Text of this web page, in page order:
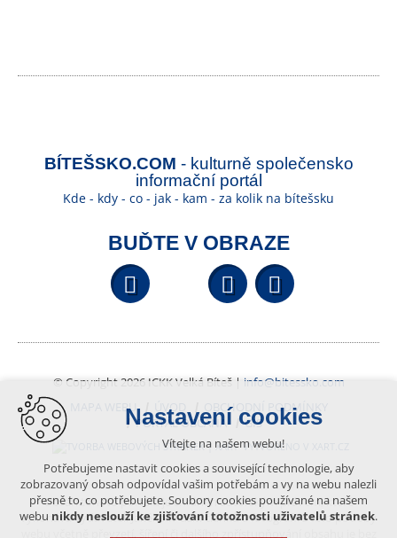
BÍTEŠSKO.COM - kulturně společensko
informační portál
Kde - kdy - co - jak - kam - za kolik na bítešsku
BUĎTE V OBRAZE
Facebook YouTube
© Copyright 2026 ICKK Velká Bíteš | info@bitessko.com
MAPA WEBU
ÚVOD
OBCHODNÍ PODMÍNKY
PORTÁL OBČANA
GIS
VYTVOŘENO V XART.CZ
Obsah tohoto portálu je chráněn autorským právem, které
vykonává vydavatel. Jakékoliv užití článků a fotografií z této podoby
Nastavení cookies
Vítejte na našem webu!
Potřebujeme nastavit cookies a související technologie, aby
zobrazovaný obsah odpovídal vašim potřebám a vy na webu nalezli
přesně to, co potřebujete. Soubory cookies používané na našem
webu nikdy neslouží ke zjišťování totožnosti uživatelů stránek.